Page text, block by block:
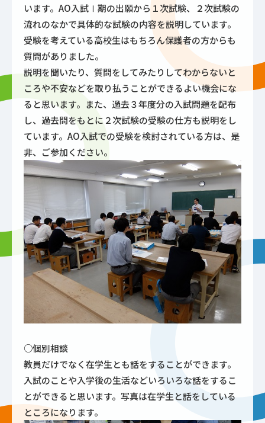
います。AO入試Ⅰ期の出願から１次試験、２次試験の
流れのなかで具体的な試験の内容を説明しています。
受験を考えている高校生はもちろん保護者の方からも
質問がありました。
説明を聞いたり、質問をしてみたりしてわからないと
ころや不安などを取り払うことができるよい機会にな
ると思います。また、過去３年度分の入試問題を配布
し、過去問をもとに２次試験の受験の仕方も説明をし
ています。AO入試での受験を検討されている方は、是
非、ご参加ください。
○個別相談
教員だけでなく在学生とも話をすることができます。
入試のことや入学後の生活などいろいろな話をするこ
とができると思います。写真は在学生と話をしている
ところになります。